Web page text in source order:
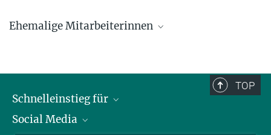
Ehemalige Mitarbeiterinnen
Caroline Deimel
TOP
Schnelleinstieg für
Journalist*innen
Social Media